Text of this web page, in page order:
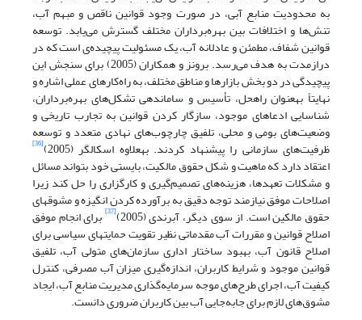
به محدودیت منابع آبی، در صورت وجود قوانین ناقص و مبهم آب،
تنش‌ها و اختلافات بین بهره‌برداران مختلف گسترش می‌یابد. توسعه
قوانین شفاف، مطمئن و عادلانه آب، یک مسئولیت پیچیده‌ی است که در
درازمدت به هدف می‌رسد. برونز و همکاران (2005) برای سنجش این
پیچیدگی در دو بخش بازارها و مناطق مختلف، به راه‌کارهای عملی اشاره و
نهایتاً به‏عنوان راه‏حل، تأسیس و ساماندهی تشکل‌های بهره‌برداران،
شناسایی ادعاهای موجود، سازگار کردن قوانین به تجارب تاریخی و
وضعیت‌های بومی و محلی، تلفیق چارچوب‌های نهادی متعدد و توسعه
ظرفیت‌های سازمانی را پیشنهاد کردند. به‏علاوه اسکالگر (2005) [36]
اعتقاد دارد که ماهیت و شکل حقوق مالکیت، بایستی خود بتواند مسائل
و مشکلات تعهدها، هزینه‌های تصمیم‌گیری و کارگزاری را حل کند زیرا
اصلاحات موفق نیازمند توجه دقیق به برآورده کردن انگیزه و مشوق‏های
حقوق مالکین است. از سوی دیگر، آبرندی (2005) [37] برای انجام موفق
اصلاح قوانین و مقررات آب مقدماتی نظیر تقویت حمایت‏های سیاسی برای
اصلاح قانون آب، بهبود ساختار اداری سازمان‌های متولی آب، تلفیق
قوانین موجود و شرایط کاربران، اندازه‌گیری میزان آب مصرفی، کنترل
کیفیت آب، اجرای طرح‌های موجه سرمایه‌گذاری مدیریت منابع آب، ایجاد
مشوق‌های لازم برای جابه‌جایی آب بین کاربران ضروری دانست.